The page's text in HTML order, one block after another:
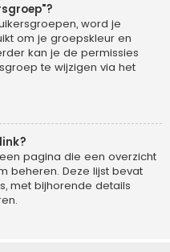
word je
om je groepskleur en
kan je de permissies
te wijzigen via het
pagina die een overzicht
beheren. Deze lijst bevat
met bijhorende details